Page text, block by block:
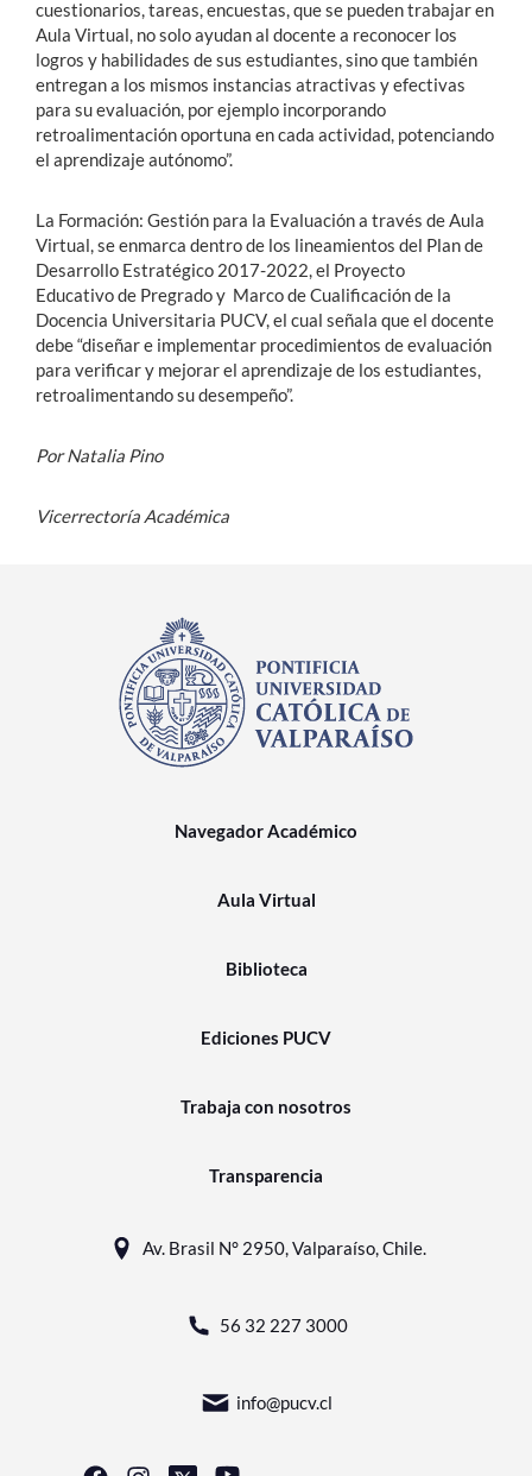
cuestionarios, tareas, encuestas, que se pueden trabajar en
Aula Virtual, no solo ayudan al docente a reconocer los
logros y habilidades de sus estudiantes, sino que también
entregan a los mismos instancias atractivas y efectivas
para su evaluación, por ejemplo incorporando
retroalimentación oportuna en cada actividad, potenciando
el aprendizaje autónomo”.
La Formación: Gestión para la Evaluación a través de Aula
Virtual, se enmarca dentro de los lineamientos del Plan de
Desarrollo Estratégico 2017-2022, el Proyecto
Educativo de Pregrado y Marco de Cualificación de la
Docencia Universitaria PUCV, el cual señala que el docente
debe “diseñar e implementar procedimientos de evaluación
para verificar y mejorar el aprendizaje de los estudiantes,
retroalimentando su desempeño”.
Por Natalia Pino
Vicerrectoría Académica
Navegador Académico
Aula Virtual
Biblioteca
Ediciones PUCV
Trabaja con nosotros
Transparencia
Av. Brasil N° 2950, Valparaíso, Chile.
56 32 227 3000
info@pucv.cl